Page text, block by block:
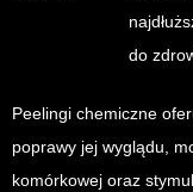
do
Peelingi chemiczne
poprawy jej wyglądu,
komórkowej oraz